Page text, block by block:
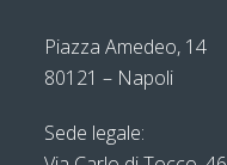
Piazza Amedeo, 14
80121 – Napoli
Sede legale: